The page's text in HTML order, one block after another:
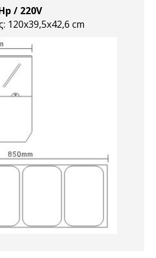
/ 220V
120x39,5x42,6 cm